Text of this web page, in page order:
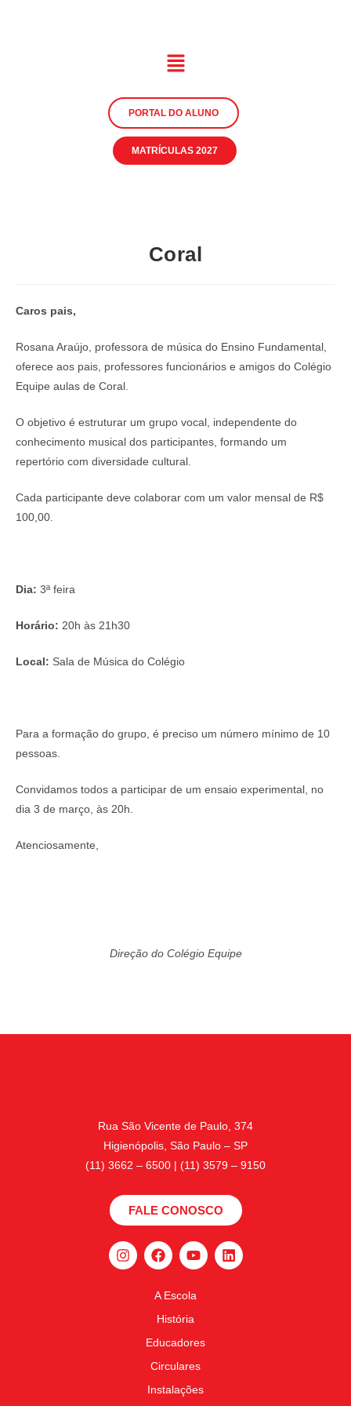
PORTAL DO ALUNO
MATRÍCULAS 2027
Coral
Caros pais,
Rosana Araújo, professora de música do Ensino Fundamental,
oferece aos pais, professores funcionários e amigos do Colégio
Equipe aulas de Coral.
O objetivo é estruturar um grupo vocal, independente do
conhecimento musical dos participantes, formando um
repertório com diversidade cultural.
Cada participante deve colaborar com um valor mensal de R$
100,00.
Dia: 3ª feira
Horário: 20h às 21h30
Local: Sala de Música do Colégio
Para a formação do grupo, é preciso um número mínimo de 10
pessoas.
Convidamos todos a participar de um ensaio experimental, no
dia 3 de março, às 20h.
Atenciosamente,
Direção do Colégio Equipe
Rua São Vicente de Paulo, 374
Higienópolis, São Paulo – SP
(11) 3662 – 6500 | (11) 3579 – 9150
FALE CONOSCO
A Escola
História
Educadores
Circulares
Instalações